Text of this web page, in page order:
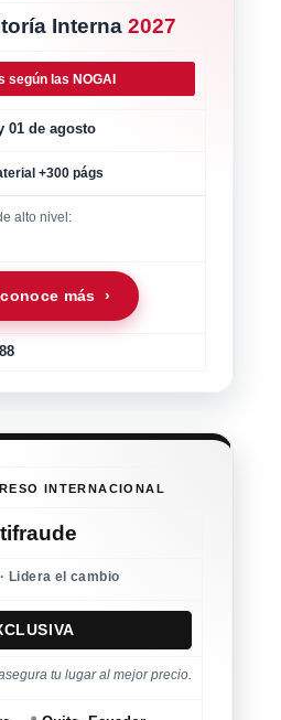
Interna 2027
según las NOGAI
01 de agosto
+300 págs
alto nivel:
más ›
INTERNACIONAL
Lidera el cambio
tu lugar al mejor precio.